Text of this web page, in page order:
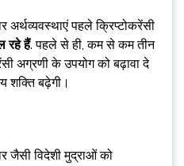
अर्थव्यवस्थाएं पहले क्रिप्टोकरेंसी
रहे हैं. पहले से ही, कम से कम तीन
अग्रणी के उपयोग को बढ़ावा दे
शक्ति बढ़ेगी।
जैसी विदेशी मुद्राओं को